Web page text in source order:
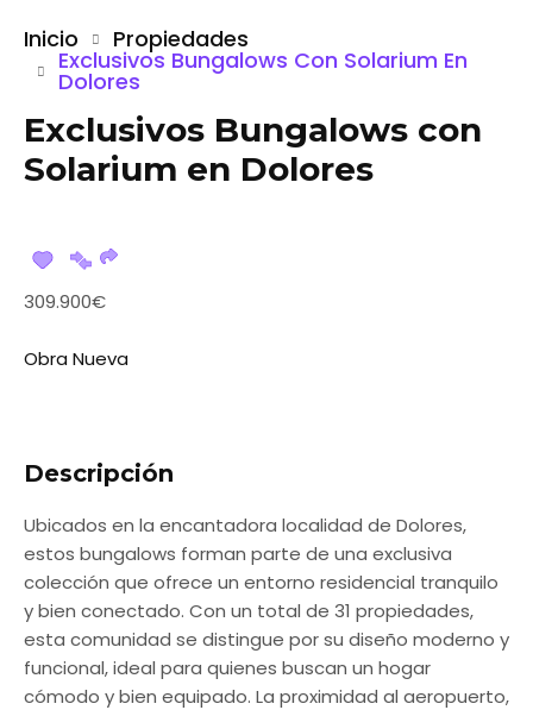
Inicio Propiedades
Exclusivos Bungalows Con Solarium En
Dolores
Exclusivos Bungalows con
Solarium en Dolores
309.900€
Obra Nueva
Descripción
Ubicados en la encantadora localidad de Dolores,
estos bungalows forman parte de una exclusiva
colección que ofrece un entorno residencial tranquilo
y bien conectado. Con un total de 31 propiedades,
esta comunidad se distingue por su diseño moderno y
funcional, ideal para quienes buscan un hogar
cómodo y bien equipado. La proximidad al aeropuerto,